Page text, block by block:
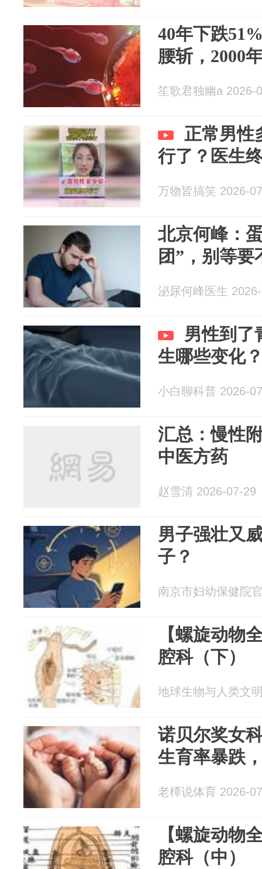
40年下跌
腰斩，2000
笙歌君独幽a 2026-
正常男性
行了？医生
万物皆搞笑 2026-
北京何峰：
团”，别等
泌尿何峰医生
男性到了
生哪些变化
小白聊科普 2026-
汇总：慢性
中医方药
赵雪清 2026-07-29
男子强壮又
子？
南京市妇幼保健院
【螺旋动物
腔科（下）
地球生物与人类文
诺贝尔奖女
生育率暴跌
老橝说体育 2026-
【螺旋动物
腔科（中）